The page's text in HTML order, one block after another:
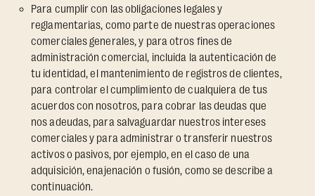
Para cumplir con las obligaciones legales y
reglamentarias, como parte de nuestras operaciones
comerciales generales, y para otros fines de
administración comercial, incluida la autenticación de
tu identidad, el mantenimiento de registros de clientes,
para controlar el cumplimiento de cualquiera de tus
acuerdos con nosotros, para cobrar las deudas que
nos adeudas, para salvaguardar nuestros intereses
comerciales y para administrar o transferir nuestros
activos o pasivos, por ejemplo, en el caso de una
adquisición, enajenación o fusión, como se describe a
continuación.